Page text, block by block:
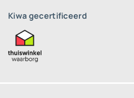
Kiwa gecertificeerd